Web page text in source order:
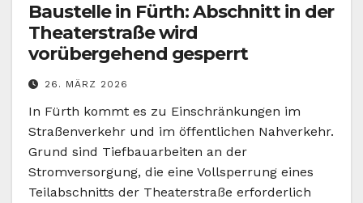
Baustelle in Fürth: Abschnitt in der
Theaterstraße wird
vorübergehend gesperrt
26. MÄRZ 2026
In Fürth kommt es zu Einschränkungen im
Straßenverkehr und im öffentlichen Nahverkehr.
Grund sind Tiefbauarbeiten an der
Stromversorgung, die eine Vollsperrung eines
Teilabschnitts der Theaterstraße erforderlich